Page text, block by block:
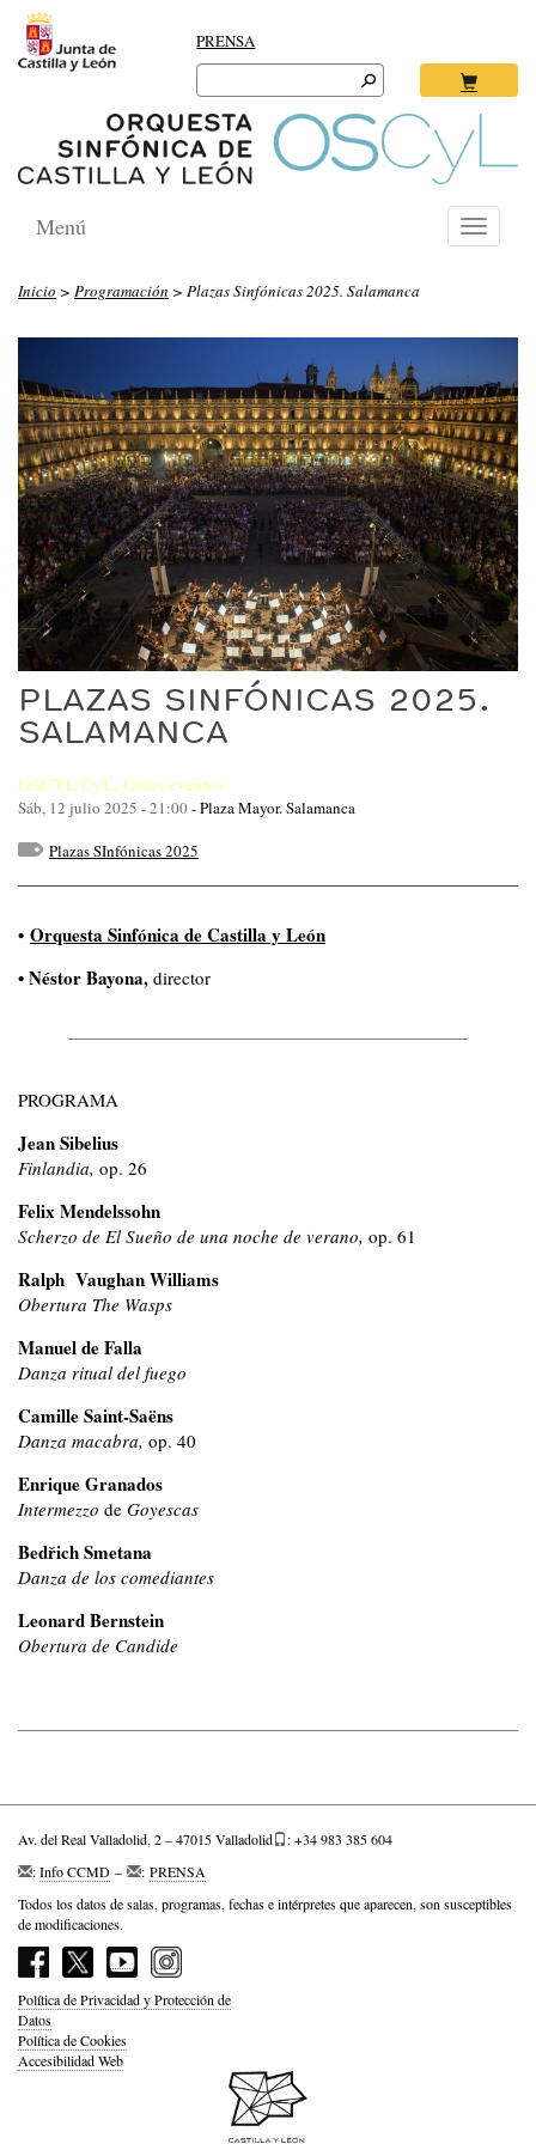
PRENSA
Search
for:
Toggle
Menú
Inicio > Programación > Plazas Sinfónicas 2025. Salamanca
PLAZAS SINFÓNICAS 2025.
SALAMANCA
OSCYL CyL, Otros eventos
Sáb, 12 julio 2025 - 21:00-Plaza Mayor. Salamanca
Plazas SInfónicas 2025
• Orquesta Sinfónica de Castilla y León
• Néstor Bayona, director
PROGRAMA
Jean Sibelius
Finlandia, op. 26
Felix Mendelssohn
Scherzo de El Sueño de una noche de verano, op. 61
Ralph Vaughan Williams
Obertura The Wasps
Manuel de Falla
Danza ritual del fuego
Camille Saint-Saëns
Danza macabra, op. 40
Enrique Granados
Intermezzo de Goyescas
Bedřich Smetana
Danza de los comediantes
Leonard Bernstein
Obertura de Candide
Av. del Real Valladolid, 2 – 47015 Valladolid
: +34 983 385 604
:Info CCMD – : PRENSA
Todos los datos de salas, programas, fechas e intérpretes que aparecen, son susceptibles
de modificaciones.
Política de Privacidad y Protección de
Datos
Política de Cookies
Accesibilidad Web